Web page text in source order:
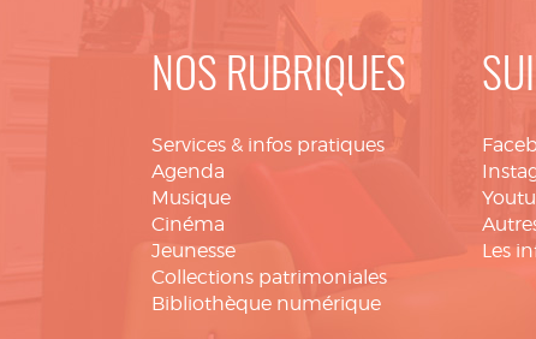
NOS RUBRIQUES
Services & infos pratiques
Agenda
Musique
Cinéma
Jeunesse
Collections patrimoniales
Bibliothèque numérique
Les